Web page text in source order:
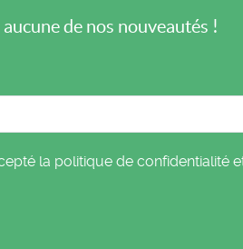
aucune de nos nouveautés !
la politique de confidentialité